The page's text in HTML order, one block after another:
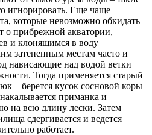
игнорировать. Еще чаще
которые невозможно обкидать
о прибрежной акватории,
и клонящимся в воду
затененным местам часто и
нависающие над водой ветки
Тогда применяется старый
– берется кусок сосновой коры
приманка и
на всю длину лески. Затем
сдергивается и ведется
работает.